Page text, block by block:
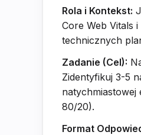
Rola i Kontekst:
Core Web Vitals
technicznych
Zadanie (Cel):
Zidentyfikuj 3-5
natychmiastowej
80/20).
Format